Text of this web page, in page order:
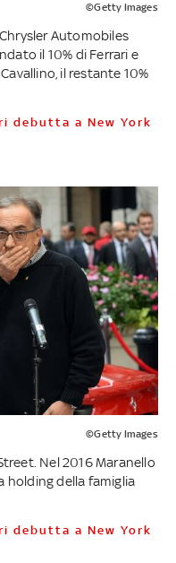
©Getty Images
Automobiles
il 10% di Ferrari e
il restante 10%
debutta a New York
©Getty Images
Nel 2016 Maranello
holding della famiglia
debutta a New York